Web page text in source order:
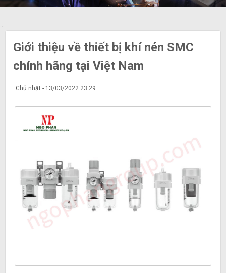
...
Giới thiệu về thiết bị khí nén SMC
chính hãng tại Việt Nam
Chủ nhật - 13/03/2022 23:29